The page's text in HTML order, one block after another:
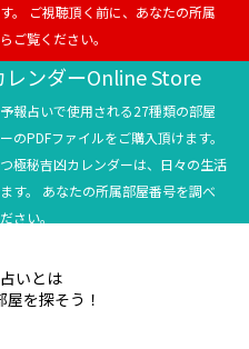
。 ご視聴頂く前に、あなたの所属
ご覧ください。
レンダーOnline Store
報占いで使用される27種類の部屋
のPDFファイルをご購入頂けます。
極秘吉凶カレンダーは、日々の生活
す。 あなたの所属部屋番号を調べ
さい。
いとは
を探そう！